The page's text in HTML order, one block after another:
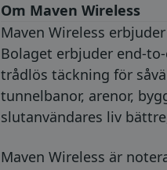
Om Maven Wireless
Maven Wireless
Bolaget erbjuder end-
trådlös täckning för
tunnelbanor, arenor,
slutanvändares liv
Maven Wireless är